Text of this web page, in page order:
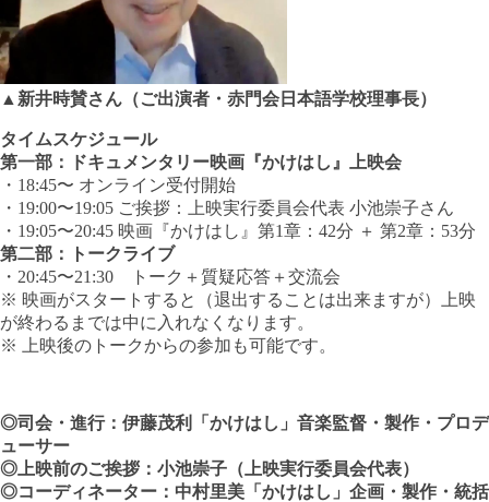
▲新井時賛さん（ご出演者・赤門会日本語学校理事長）
タイムスケジュール
第一部：ドキュメンタリー映画『かけはし』上映会
・18:45〜 オンライン受付開始
・19:00〜19:05 ご挨拶：上映実行委員会代表 小池崇子さん
・19:05〜20:45 映画『かけはし』第1章：42分 ＋ 第2章：53分
第二部：トークライブ
・20:45〜21:30 トーク＋質疑応答＋交流会
※ 映画がスタートすると（退出することは出来ますが）上映
が終わるまでは中に入れなくなります。
※ 上映後のトークからの参加も可能です。
◎司会・進行：伊藤茂利「かけはし」音楽監督・製作・プロデ
ューサー
◎上映前のご挨拶：小池崇子（上映実行委員会代表）
◎コーディネーター：中村里美「かけはし」企画・製作・統括